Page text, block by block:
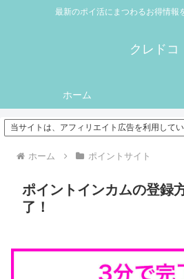
最新のポイ活にまつわるお得情報
クレドコ
ホーム
当サイトは、アフィリエイト広告を利用して
ホーム ポイントサイト
ポイントインカムの登録
了！